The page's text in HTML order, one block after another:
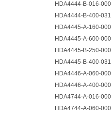
HDA4444-B-016-
HDA4444-B-400-
HDA4445-A-160-
HDA4445-A-600-
HDA4445-B-250-
HDA4445-B-400-
HDA4446-A-060-
HDA4446-A-400-
HDA4744-A-016-
HDA4744-A-060-